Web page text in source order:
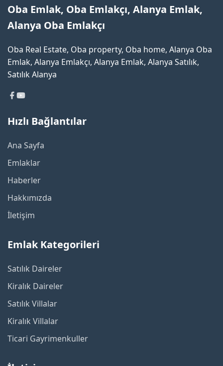
Oba Emlak, Oba Emlakçı, Alanya Emlak,
Alanya Oba Emlakçı
Oba Real Estate, Oba property, Oba home, Alanya Oba
Emlak, Alanya Emlakçı, Alanya Emlak, Alanya Satılık,
Satılık Alanya
Hızlı Bağlantılar
Ana Sayfa
Emlaklar
Haberler
Hakkımızda
İletişim
Emlak Kategorileri
Satılık Daireler
Kiralık Daireler
Satılık Villalar
Kiralık Villalar
Ticari Gayrimenkuller